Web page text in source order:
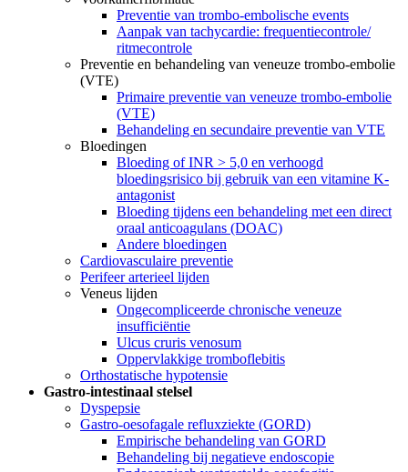
Preventie van trombo-embolische events
Aanpak van tachycardie: frequentiecontrole/
ritmecontrole
Preventie en behandeling van veneuze trombo-embolie
(VTE)
Primaire preventie van veneuze trombo-embolie
(VTE)
Behandeling en secundaire preventie van VTE
Bloedingen
Bloeding of INR > 5,0 en verhoogd
bloedingsrisico bij gebruik van een vitamine K-
antagonist
Bloeding tijdens een behandeling met een direct
oraal anticoagulans (DOAC)
Andere bloedingen
Cardiovasculaire preventie
Perifeer arterieel lijden
Veneus lijden
Ongecompliceerde chronische veneuze
insufficiëntie
Ulcus cruris venosum
Oppervlakkige tromboflebitis
Orthostatische hypotensie
Gastro-intestinaal stelsel
Dyspepsie
Gastro-oesofagale refluxziekte (GORD)
Empirische behandeling van GORD
Behandeling bij negatieve endoscopie